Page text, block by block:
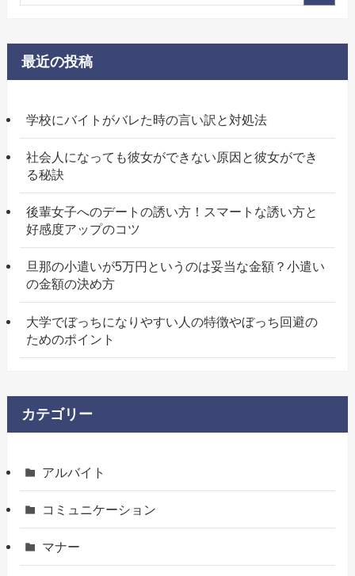
最近の投稿
学校にバイトがバレた時の言い訳と対処法
社会人になっても彼女ができない原因と彼女ができ
る秘訣
後輩女子へのデートの誘い方！スマートな誘い方と
好感度アップのコツ
旦那の小遣いが5万円というのは妥当な金額？小遣い
の金額の決め方
大学でぼっちになりやすい人の特徴やぼっち回避の
ためのポイント
カテゴリー
アルバイト
コミュニケーション
マナー